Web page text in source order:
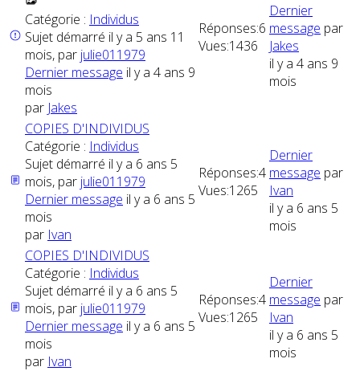
Catégorie : Individus
Sujet démarré il y a 5 ans 11
mois, par julie011979
Dernier message il y a 4 ans 9
mois
par Jakes
Réponses:6
Vues:1436
Dernier
message par
Jakes
il y a 4 ans 9
mois
COPIES D'INDIVIDUS
Catégorie : Individus
Sujet démarré il y a 6 ans 5
mois, par julie011979
Dernier message il y a 6 ans 5
mois
par Ivan
Réponses:4
Vues:1265
Dernier
message par
Ivan
il y a 6 ans 5
mois
COPIES D'INDIVIDUS
Catégorie : Individus
Sujet démarré il y a 6 ans 5
mois, par julie011979
Dernier message il y a 6 ans 5
mois
par Ivan
Réponses:4
Vues:1265
Dernier
message par
Ivan
il y a 6 ans 5
mois